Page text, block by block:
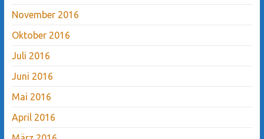
November 2016
Oktober 2016
Juli 2016
Juni 2016
Mai 2016
April 2016